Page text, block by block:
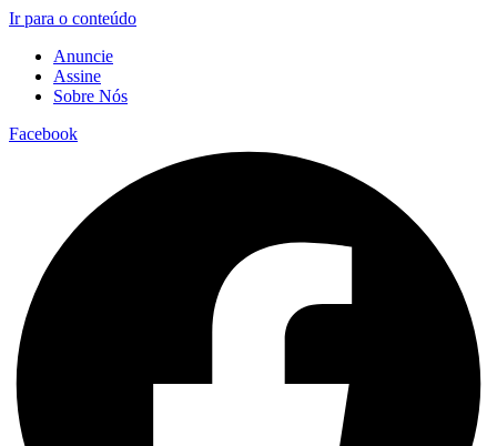
Ir para o conteúdo
Anuncie
Assine
Sobre Nós
Facebook